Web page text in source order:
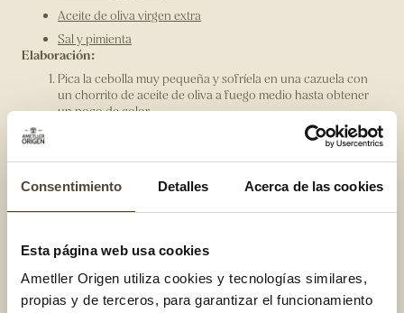
Consentimiento Detalles Acerca de las cookies
Esta página web usa cookies
Ametller Origen utiliza cookies y tecnologías similares,
propias y de terceros, para garantizar el funcionamiento
Aceite de oliva virgen extra
Sal y pimienta
Elaboración:
Pica la cebolla muy pequeña y sofríela en una cazuela con
un chorrito de aceite de oliva a fuego medio hasta obtener
un poco de color.
Limpia y corta a la juliana las hojas de espinacas y añádelas a
la cebolla. Cuando las espinacas se hayan reducido, añade
el sofrito de tomate y el romesco, y cocínalo durante 5
minutos más. A continuación, pasa los garbanzos por debajo
pon un par de cucharadas de aceite de ajo y perejil y tápalo
para que los huevos se cocinen con el vapor. Ve
controlando hasta que los huevos estén a tu gusto.
Compartir: